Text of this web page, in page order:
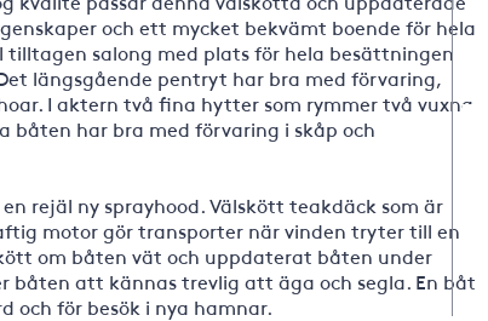
och ett mycket bekvämt boende för hela
salong med plats för hela besättningen
längsgående pentryt har bra med förvaring,
I aktern två fina hytter som rymmer två vuxna.
båten har bra med förvaring i skåp och
rejäl ny sprayhood. Välskött teakdäck som är
motor gör transporter när vinden tryter till en
om båten vät och uppdaterat båten under
båten att kännas trevlig att äga och segla. En båt
och för besök i nya hamnar.